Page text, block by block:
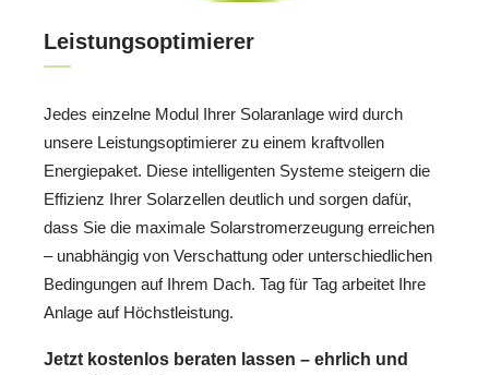
Leistungsoptimierer
Jedes einzelne Modul Ihrer Solaranlage wird durch
unsere Leistungsoptimierer zu einem kraftvollen
Energiepaket. Diese intelligenten Systeme steigern die
Effizienz Ihrer Solarzellen deutlich und sorgen dafür,
dass Sie die maximale Solarstromerzeugung erreichen
– unabhängig von Verschattung oder unterschiedlichen
Bedingungen auf Ihrem Dach. Tag für Tag arbeitet Ihre
Anlage auf Höchstleistung.
Jetzt kostenlos beraten lassen – ehrlich und